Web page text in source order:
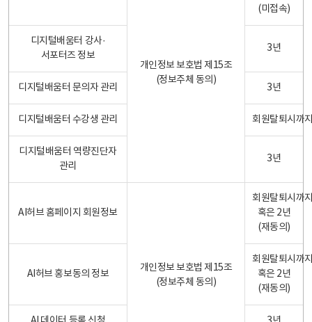
개인정보 보호법 제15조
(정보주체 동의)
(미접속)
디지털배움터 강사·
서포터즈 정보
3년
디지털배움터 문의자 관리 3년
디지털배움터 수강생 관리 회원탈퇴시까
디지털배움터 역량진단자
관리
3년
AI허브 홈페이지 회원정보
개인정보 보호법 제15조
(정보주체 동의)
회원탈퇴시까
혹은 2년
(재동의)
AI허브 홍보동의 정보
회원탈퇴시까
혹은 2년
(재동의)